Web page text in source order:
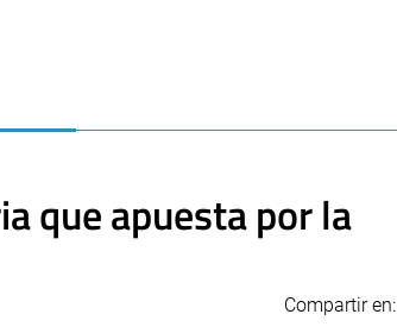
que apuesta por la
Compartir en: